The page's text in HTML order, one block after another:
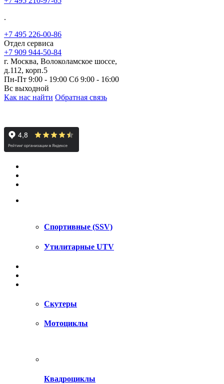
.
+7 495 226-00-86
Отдел сервиса
+7 909 944-50-84
г. Москва, Волоколамское шоссе,
д.112, корп.5
Пн-Пт 9:00 - 19:00 Сб 9:00 - 16:00
Вс выходной
Как нас найти Обратная связь
Спортивные (SSV)
Утилитарные UTV
Скутеры
Мотоциклы
Квадроциклы